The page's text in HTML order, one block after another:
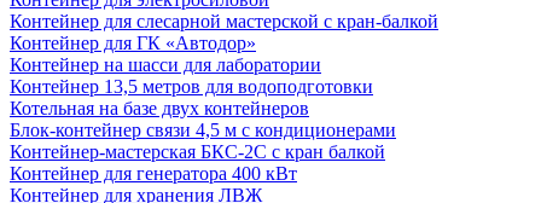
Контейнер для слесарной мастерской с кран-балкой
Контейнер для ГК «Автодор»
Контейнер на шасси для лаборатории
Контейнер 13,5 метров для водоподготовки
Котельная на базе двух контейнеров
Блок-контейнер связи 4,5 м с кондиционерами
Контейнер-мастерская БКС-2С с кран балкой
Контейнер для генератора 400 кВт
Контейнер для хранения ЛВЖ